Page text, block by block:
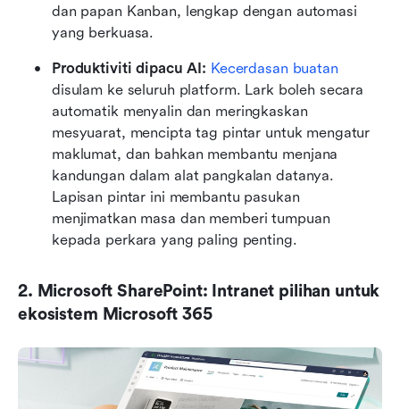
dan papan Kanban, lengkap dengan automasi
yang berkuasa.
Produktiviti dipacu AI: Kecerdasan buatan
disulam ke seluruh platform. Lark boleh secara
automatik menyalin dan meringkaskan
mesyuarat, mencipta tag pintar untuk mengatur
maklumat, dan bahkan membantu menjana
kandungan dalam alat pangkalan datanya.
Lapisan pintar ini membantu pasukan
menjimatkan masa dan memberi tumpuan
kepada perkara yang paling penting.
2. Microsoft SharePoint: Intranet pilihan untuk
ekosistem Microsoft 365